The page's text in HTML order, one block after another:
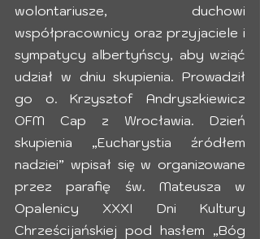
wolontariusze, duchowi
współpracownicy oraz przyjaciele i
sympatycy albertyńscy, aby wziąć
udział w dniu skupienia. Prowadził
go o. Krzysztof Andryszkiewicz
OFM Cap z Wrocławia. Dzień
skupienia „Eucharystia źródłem
nadziei” wpisał się w organizowane
przez parafię św. Mateusza w
Opalenicy XXXI Dni Kultury
Chrześcijańskiej pod hasłem „Bóg